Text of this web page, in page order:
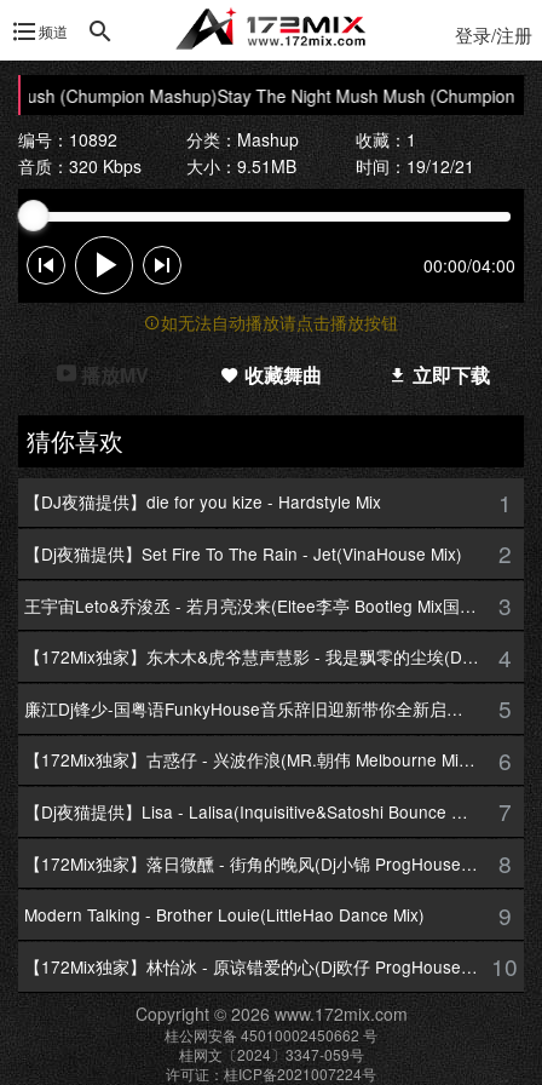
频道 登录/注册
(Chumpion Mashup)Stay The Night Mush Mush (Chumpion
编号：10892
分类：Mashup
收藏：1
音质：320 Kbps
大小：9.51MB 时间：19/12/21
00:00/04:00
如无法自动播放请点击播放按钮
播放MV 收藏舞曲 立即下载
猜你喜欢
【DJ夜猫提供】die for you kize - Hardstyle Mix 1
【Dj夜猫提供】Set Fire To The Rain - Jet(VinaHouse Mix) 2
王宇宙Leto&乔浚丞 - 若月亮没来(Eltee李亭 Bootleg Mix国语合唱) 3
【172Mix独家】东木木&虎爷慧声慧影 - 我是飘零的尘埃(Dj十三 Melbourne Mix国语男) 4
廉江Dj锋少-国粤语FunkyHouse音乐辞旧迎新带你全新启航跨年专辑172Mix串烧 5
【172Mix独家】古惑仔 - 兴波作浪(MR.朝伟 Melbourne Mix粤语男) 6
【Dj夜猫提供】Lisa - Lalisa(Inquisitive&Satoshi Bounce Mix) 7
【172Mix独家】落日微醺 - 街角的晚风(Dj小锦 ProgHouse Mix粤语女) 8
Modern Talking - Brother Louie(LittleHao Dance Mix) 9
【172Mix独家】林怡冰 - 原谅错爱的心(Dj欧仔 ProgHouse Mix粤语女) 10
Copyright © 2026 www.172mix.com
桂公网安备 45010002450662 号
桂网文〔2024〕3347-059号
许可证：桂ICP备2021007224号